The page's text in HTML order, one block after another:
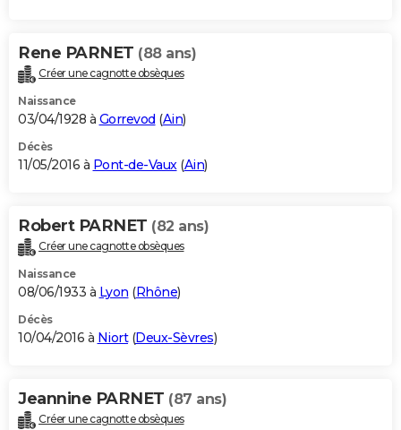
Rene PARNET (88 ans)
Créer une cagnotte obsèques
Naissance
03/04/1928 à Gorrevod (Ain)
Décès
11/05/2016 à Pont-de-Vaux(Ain)
Robert PARNET (82 ans)
Créer une cagnotte obsèques
Naissance
08/06/1933 à Lyon (Rhône)
Décès
10/04/2016 à Niort(Deux-Sèvres)
Jeannine PARNET (87 ans)
Créer une cagnotte obsèques